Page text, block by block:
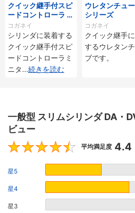
クイック継手付スピ
ードコントローラ ス
タンダードタイプ S
C□-M・SS□-Mシ
リーズ
コガネイ
シリンダに装着する
クイック継手付スピ
ードコントローラミ
ニタ...続きを読む
ウレタンチュ
シリーズ
コガネイ
クイック継手
するウレタン
ブです。
一般型 スリムシリンダ DA・
ビュー
平均満足度 4.4
星5
星4
星3